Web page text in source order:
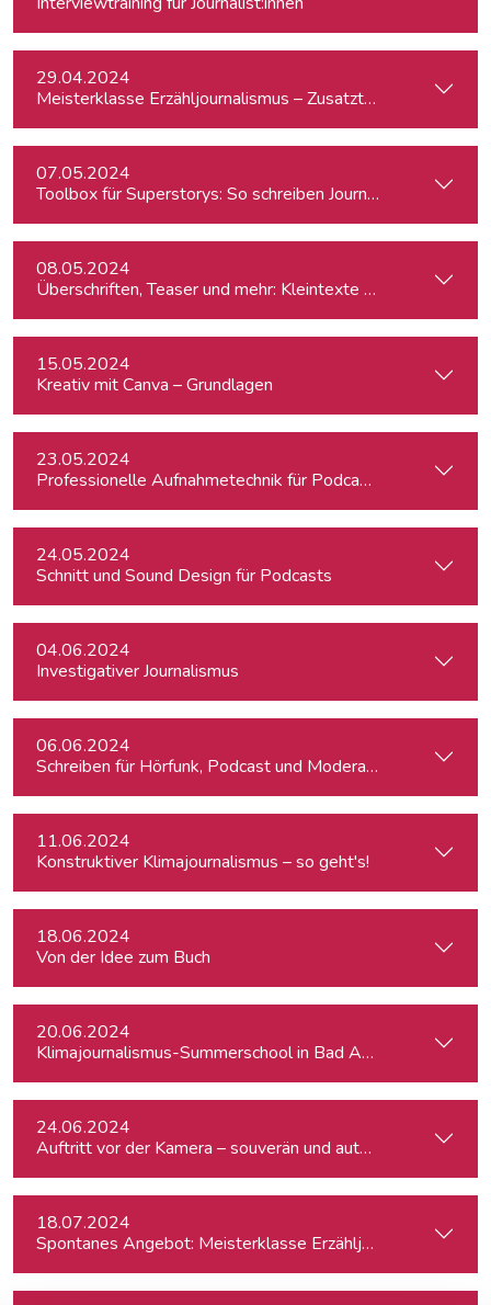
29.04.2024
Meisterklasse Erzähljournalismus – Zusatztermin
07.05.2024
Toolbox für Superstorys: So schreiben Journalist:innen
08.05.2024
Überschriften, Teaser und mehr: Kleintexte einfach besser
15.05.2024
Kreativ mit Canva – Grundlagen
23.05.2024
Professionelle Aufnahmetechnik für Podcasts
24.05.2024
Schnitt und Sound Design für Podcasts
04.06.2024
Investigativer Journalismus
06.06.2024
Schreiben für Hörfunk, Podcast und Moderation
11.06.2024
Konstruktiver Klimajournalismus – so geht's!
18.06.2024
Von der Idee zum Buch
20.06.2024
Klimajournalismus-Summerschool in Bad Aussee
24.06.2024
Auftritt vor der Kamera – souverän und authentisch
18.07.2024
Spontanes Angebot: Meisterklasse Erzähljournalismus –